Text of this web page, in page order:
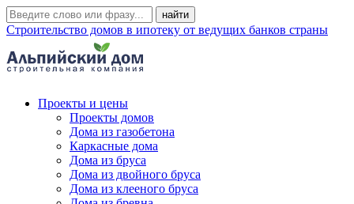
Строительство домов в ипотеку от ведущих банков страны
Проекты и цены
Проекты домов
Дома из газобетона
Каркасные дома
Дома из бруса
Дома из двойного бруса
Дома из клееного бруса